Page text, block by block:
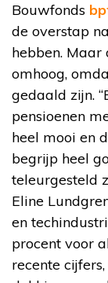
Bouwfonds
de overstap
hebben. Maar
omhoog,
gedaald zijn.
pensioenen
heel mooi en
begrijp heel
teleurgesteld
Eline
en
procent voor
recente